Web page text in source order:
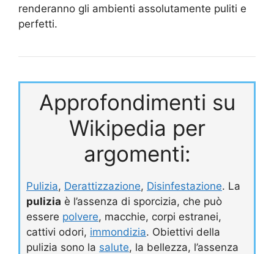
renderanno gli ambienti assolutamente puliti e
perfetti.
Approfondimenti su
Wikipedia per
argomenti:
Pulizia, Derattizzazione, Disinfestazione. La
pulizia è l’assenza di sporcizia, che può
essere polvere, macchie, corpi estranei,
cattivi odori, immondizia. Obiettivi della
pulizia sono la salute, la bellezza, l’assenza